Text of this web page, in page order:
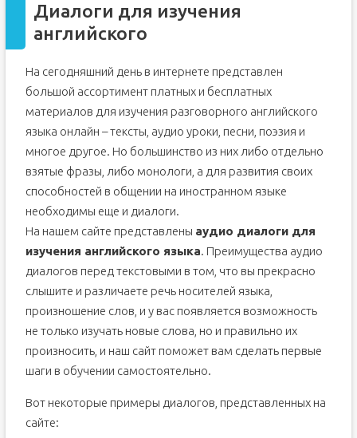
Тематика диалогов
Изучение разговорного английского языка
самостоятельно
Материалы для изучения разговорного английского
Курсы разговорного английского
Фразы для разговора на английском. Упражнения
Учите английский язык
по онлайн-программе Lim-English
Популярные диалоги на английском для начинающих
Советы, как быстро выучить диалог
Подводим итоги
Диалоги для изучения
английского
На сегодняшний день в интернете представлен
большой ассортимент платных и бесплатных
материалов для изучения разговорного английского
языка онлайн – тексты, аудио уроки, песни, поэзия и
многое другое. Но большинство из них либо отдельно
взятые фразы, либо монологи, а для развития своих
способностей в общении на иностранном языке
необходимы еще и диалоги.
На нашем сайте представлены аудио диалоги для
изучения английского языка. Преимущества аудио
диалогов перед текстовыми в том, что вы прекрасно
слышите и различаете речь носителей языка,
произношение слов, и у вас появляется возможность
не только изучать новые слова, но и правильно их
произносить, и наш сайт поможет вам сделать первые
шаги в обучении самостоятельно.
Вот некоторые примеры диалогов, представленных на
сайте: